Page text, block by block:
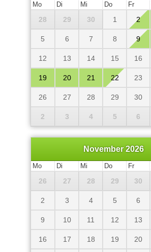
Mo Di Mi Do Fr
28 29 30 1 2
5 6 7 8 9
12 13 14 15 16
19 20 21 22 23
26 27 28 29 30
2 3 4 5 6
November 2026
Mo Di Mi Do Fr
26 27 28 29 30
2 3 4 5 6
9 10 11 12 13
16 17 18 19 20